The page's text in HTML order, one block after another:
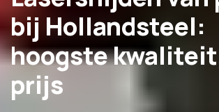
bij Hollandsteel:
hoogste
prijs